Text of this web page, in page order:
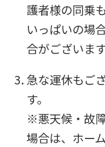
護者様の同乗
いっぱいの場
合がございます
急な運休もご
す。
※悪天候・故
場合は、ホー